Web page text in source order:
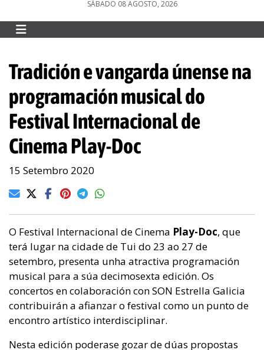
SÁBADO 08 AGOSTO, 2026
Tradición e vangarda únense na
programación musical do
Festival Internacional de
Cinema Play-Doc
15 Setembro 2020
O Festival Internacional de Cinema Play-Doc, que
terá lugar na cidade de Tui do 23 ao 27 de
setembro, presenta unha atractiva programación
musical para a súa decimosexta edición. Os
concertos en colaboración con SON Estrella Galicia
contribuirán a afianzar o festival como un punto de
encontro artístico interdisciplinar.
Nesta edición poderase gozar de dúas propostas